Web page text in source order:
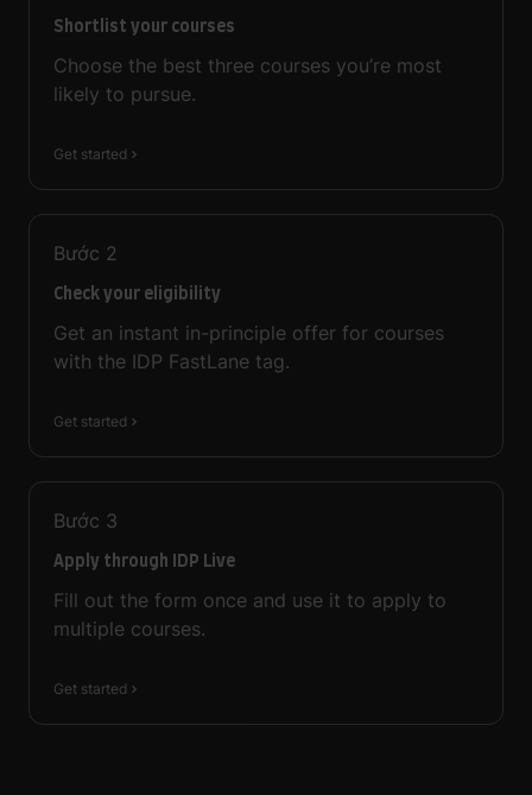
Shortlist your courses
Choose the best three courses you’re most
likely to pursue.
Get started
Bước 2
Check your eligibility
Get an instant in-principle offer for courses
with the IDP FastLane tag.
Get started
Bước 3
Apply through IDP Live
Fill out the form once and use it to apply to
multiple courses.
Get started